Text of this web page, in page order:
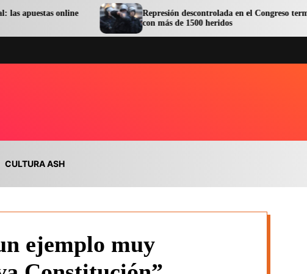
online
Represión descontrolada en el Congreso terminó
con más de 1500 heridos
CULTURA ASH
ejemplo muy